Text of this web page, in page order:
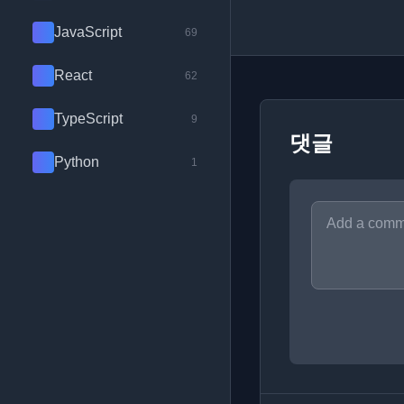
JavaScript 69
React 62
TypeScript 9
Python 1
댓글